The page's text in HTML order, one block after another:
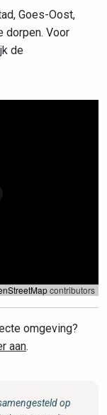
Goes-Oost,
dorpen. Voor
de
contributors
omgeving?
aan.
op